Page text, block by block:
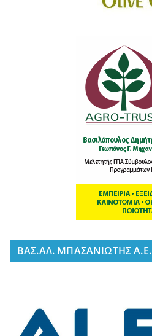
BΑΣ.ΑΛ. ΜΠΑΣΑΝΙΩΤΗΣ Α.Ε.